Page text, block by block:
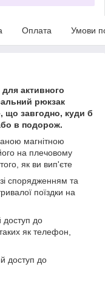
Оплата Умови
активного
рюкзак
що завгодно, куди б
в подорож.
магнітною
на плечовому
як ви вип'єте
спорядженням та
поїздки на
доступ до
як телефон,
доступ до